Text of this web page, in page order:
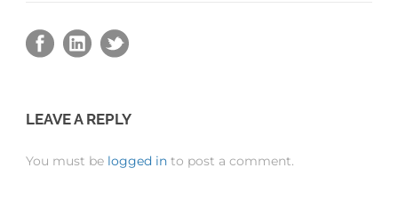
LEAVE A REPLY
You must be logged in to post a comment.